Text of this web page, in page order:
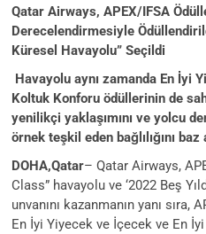
Qatar Airways, APEX/IFSA
Derecelendirmesiyle
Küresel Havayolu” Seçildi
Havayolu aynı zamanda En İyi
Koltuk Konforu ödüllerinin de
yenilikçi yaklaşımını ve yolcu
örnek teşkil eden bağlılığını baz
DOHA,Qatar– Qatar Airways,
Class” havayolu ve ‘2022 Beş
unvanını kazanmanın yanı sıra,
En İyi Yiyecek ve İçecek ve En